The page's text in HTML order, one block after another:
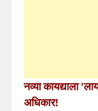
नव्या कायद्याला
अधिकार!